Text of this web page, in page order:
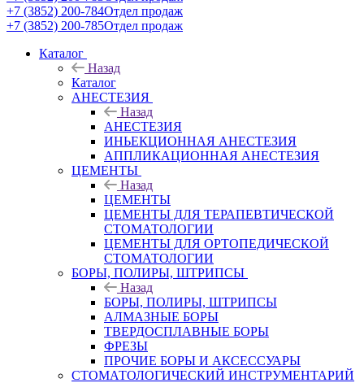
+7 (3852) 200-784Отдел продаж
+7 (3852) 200-785Отдел продаж
Каталог
Назад
Каталог
АНЕСТЕЗИЯ
Назад
АНЕСТЕЗИЯ
ИНЬЕКЦИОННАЯ АНЕСТЕЗИЯ
АППЛИКАЦИОННАЯ АНЕСТЕЗИЯ
ЦЕМЕНТЫ
Назад
ЦЕМЕНТЫ
ЦЕМЕНТЫ ДЛЯ ТЕРАПЕВТИЧЕСКОЙ
СТОМАТОЛОГИИ
ЦЕМЕНТЫ ДЛЯ ОРТОПЕДИЧЕСКОЙ
СТОМАТОЛОГИИ
БОРЫ, ПОЛИРЫ, ШТРИПСЫ
Назад
БОРЫ, ПОЛИРЫ, ШТРИПСЫ
АЛМАЗНЫЕ БОРЫ
ТВЕРДОСПЛАВНЫЕ БОРЫ
ФРЕЗЫ
ПРОЧИЕ БОРЫ И АКСЕССУАРЫ
СТОМАТОЛОГИЧЕСКИЙ ИНСТРУМЕНТАРИЙ